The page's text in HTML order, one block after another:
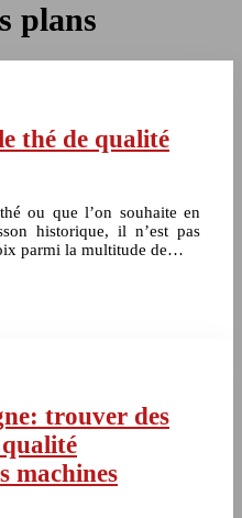
plans
thé de qualité
ou que l’on souhaite en
historique, il n’est pas
parmi la multitude de…
trouver des
qualité
machines